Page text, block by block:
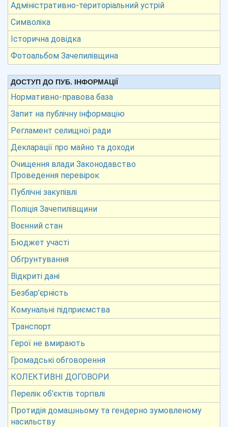
Адміністративно-територіальний устрій
Символіка
Історична довідка
Фотоальбом Зачепилівщина
ДОСТУП ДО ПУБ. ІНФОРМАЦІЇ
Нормативно-правова база
Запит на публічну інформацію
Регламент селищної ради
Декларації про майно та доходи
Очищення влади Законодавство
Проведення перевірок
Публічні закупівлі
Поліція Зачепилівщини
Воєнний стан
Бюджет участі
Обгрунтування
Відкриті дані
Безбар’єрність
Комунальні підприємства
Транспорт
Герої не вмирають
Громадські обговорення
КОЛЕКТИВНІ ДОГОВОРИ
Перелік об’єктів торгівлі
Протидія домашньому та гендерно зумовленому
насильству